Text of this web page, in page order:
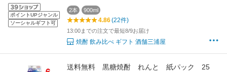
ポイントUPジャンル
ソーシャルギフト可
2本 900ml
4.86(22件)
13:00までの注文で最短8/9お届け
焼酎 飲み比べ ギフト 酒舗三浦屋
送料無料 黒糖焼酎 れんと 紙パック 25